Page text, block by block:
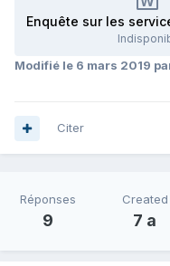
Modifié le 6 mars 2019
Citer
Réponses
9
Created
7 a